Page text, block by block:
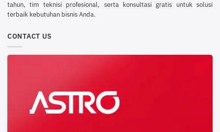
tahun, tim teknisi profesional, serta konsultasi gratis untuk solusi
terbaik kebutuhan bisnis Anda.
CONTACT US